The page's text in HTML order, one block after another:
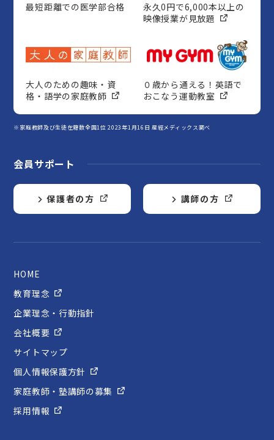
最短距離での医学部合格
永久0円で6,000本以上の
映像授業が見放題
大人のための趣味・資
格・語学の家庭教師
０歳から通える！英語で
おこなう運動教室
※家庭教師及び生徒在籍数全国1位 2023年1月16日 産經メディックス調べ
会員サポート
保護者の方 講師の方
HOME
教育理念
企業理念・行動指針
会社概要
サイトマップ
個人情報保護方針
家庭教師・塾講師の募集
採用情報